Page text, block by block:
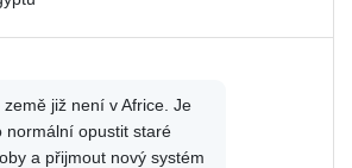
země již není v Africe. Je
normální opustit staré
a přijmout nový systém